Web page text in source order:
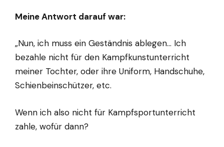
Meine Antwort darauf war:
„Nun, ich muss ein Geständnis ablegen… Ich
bezahle nicht für den Kampfkunstunterricht
meiner Tochter, oder ihre Uniform, Handschuhe,
Schienbeinschützer, etc.
Wenn ich also nicht für Kampfsportunterricht
zahle, wofür dann?